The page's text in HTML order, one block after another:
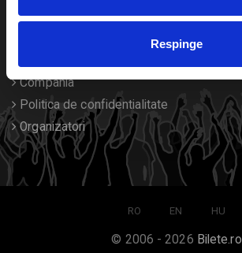
Respinge
Contact
Compania
Politica de confidentialitate
Organizatori
RO EN HU
© 2006 - 2026 Bilete.ro